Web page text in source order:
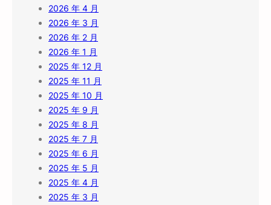
2026 年 4 月
2026 年 3 月
2026 年 2 月
2026 年 1 月
2025 年 12 月
2025 年 11 月
2025 年 10 月
2025 年 9 月
2025 年 8 月
2025 年 7 月
2025 年 6 月
2025 年 5 月
2025 年 4 月
2025 年 3 月